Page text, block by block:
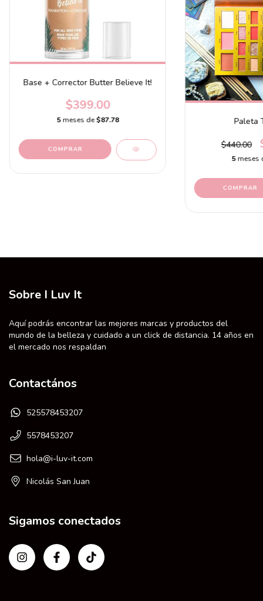
Base + Corrector Butter Believe It!
$399.00
5 meses de$87.78
COMPRAR
Paleta
$440.00
5meses
Sobre I Luv It
Aquí podrás encontrar las mejores marcas y productos del
mundo de la belleza y cuidado a un click de distancia. 14 años en
el mercado nos respaldan
Contactános
525578453207
5578453207
hola@i-luv-it.com
Nicolás San Juan
Sigamos conectados